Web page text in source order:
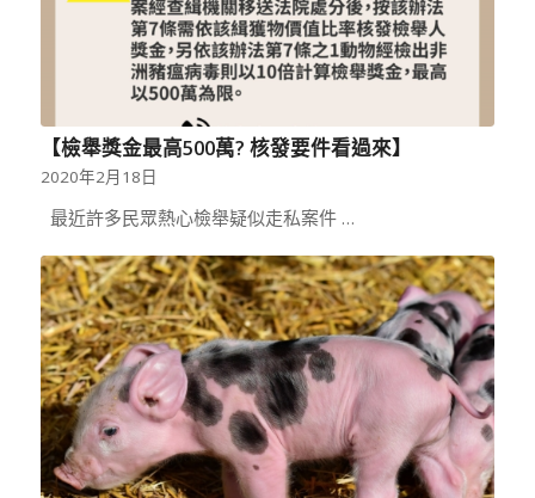
【檢舉獎金最高500萬? 核發要件看過來】
2020年2月18日
最近許多民眾熱心檢舉疑似走私案件 …